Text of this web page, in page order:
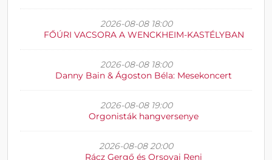
2026-08-08 18:00
FŐÚRI VACSORA A WENCKHEIM-KASTÉLYBAN
2026-08-08 18:00
Danny Bain & Ágoston Béla: Mesekoncert
2026-08-08 19:00
Orgonisták hangversenye
2026-08-08 20:00
Rácz Gergő és Orsovai Reni